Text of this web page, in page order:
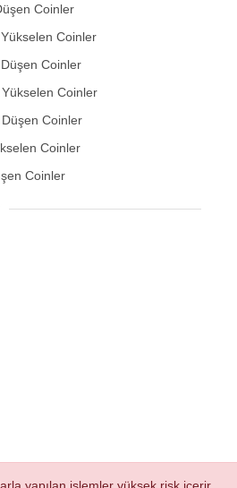
Coinler
Coinler
Coinler
Coinler
Coinler
Coinler
Coinler